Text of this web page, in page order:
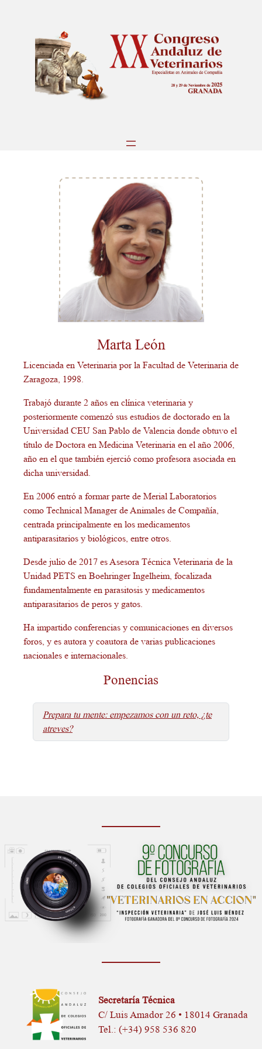
Marta León
Licenciada en Veterinaria por la Facultad de Veterinaria de
Zaragoza, 1998.
Trabajó durante 2 años en clínica veterinaria y
posteriormente comenzó sus estudios de doctorado en la
Universidad CEU San Pablo de Valencia donde obtuvo el
título de Doctora en Medicina Veterinaria en el año 2006,
año en el que también ejerció como profesora asociada en
dicha universidad.
En 2006 entró a formar parte de Merial Laboratorios
como Technical Manager de Animales de Compañía,
centrada principalmente en los medicamentos
antiparasitarios y biológicos, entre otros.
Desde julio de 2017 es Asesora Técnica Veterinaria de la
Unidad PETS en Boehringer Ingelheim, focalizada
fundamentalmente en parasitosis y medicamentos
antiparasitarios de peros y gatos.
Ha impartido conferencias y comunicaciones en diversos
foros, y es autora y coautora de varias publicaciones
nacionales e internacionales.
Ponencias
Prepara tu mente: empezamos con un reto, ¿te
atreves?
Secretaría Técnica
C/ Luis Amador 26 • 18014 Granada
Tel.: (+34) 958 536 820